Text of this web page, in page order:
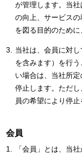
が管理します。当
の向上、サービス
を図る目的のため
当社は、会員に対
を含みます）を行
い場合は、当社所
停止します。ただ
員の希望により停止
会員
「会員」とは、当